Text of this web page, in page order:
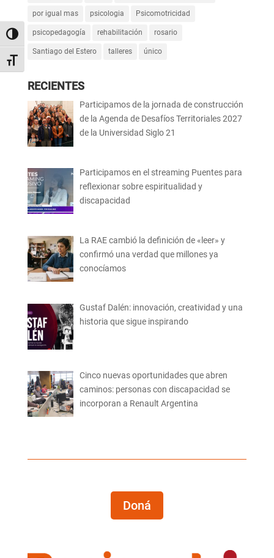
Alternar alto contraste
Alternar tamaño de letra
por igual mas psicologia Psicomotricidad
psicopedagogía rehabilitación rosario
Santiago del Estero talleres único
RECIENTES
Participamos de la jornada de construcción
de la Agenda de Desafíos Territoriales 2027
de la Universidad Siglo 21
Participamos en el streaming Puentes para
reflexionar sobre espiritualidad y
discapacidad
La RAE cambió la definición de «leer» y
confirmó una verdad que millones ya
conocíamos
Gustaf Dalén: innovación, creatividad y una
historia que sigue inspirando
Cinco nuevas oportunidades que abren
caminos: personas con discapacidad se
incorporan a Renault Argentina
Doná